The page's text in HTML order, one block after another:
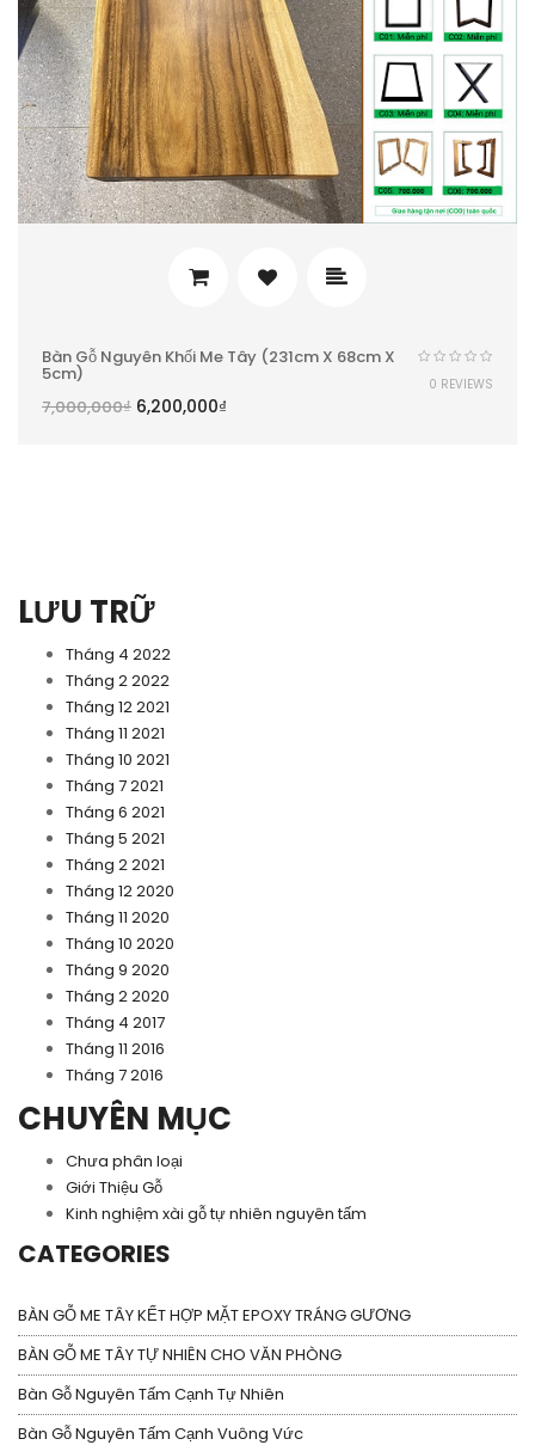
LƯU TRỮ
Tháng 4 2022
Tháng 2 2022
Tháng 12 2021
Tháng 11 2021
Tháng 10 2021
Tháng 7 2021
Tháng 6 2021
Tháng 5 2021
Tháng 2 2021
Tháng 12 2020
Tháng 11 2020
Tháng 10 2020
Tháng 9 2020
Tháng 2 2020
Tháng 4 2017
Tháng 11 2016
Tháng 7 2016
CHUYÊN MỤC
Chưa phân loại
Giới Thiệu Gỗ
Kinh nghiệm xài gỗ tự nhiên nguyên tấm
CATEGORIES
BÀN GỖ ME TÂY KẾT HỢP MẶT EPOXY TRÁNG GƯƠNG
BÀN GỖ ME TÂY TỰ NHIÊN CHO VĂN PHÒNG
Bàn Gỗ Nguyên Tấm Cạnh Tự Nhiên
Bàn Gỗ Nguyên Tấm Cạnh Vuông Vức
Bàn Gỗ Nguyên Khối Me Tây (231cm X 68cm X
5cm)
7,000,000₫ 6,200,000₫
0 REVIEWS